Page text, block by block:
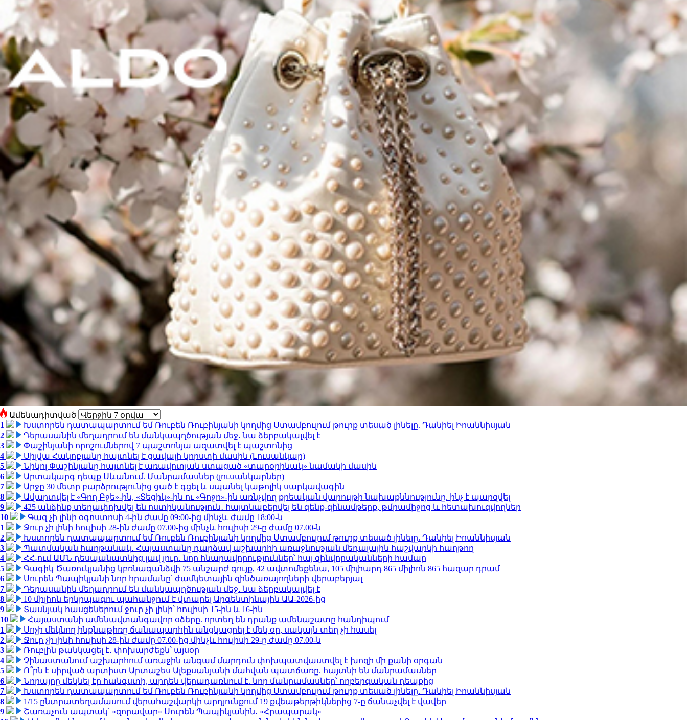
Ամենադիտված
1
Խստորեն դատապարտում եմ Ռուբեն Ռուբինյանի կողմից Ստամբուլում թուրք տեսած լինելը. Դանիել Իոաննիսյան
2
Դերասանին մեղադրում են մանկապղծության մեջ․ նա ձերբակալվել է
3
Փաշինյանի որոշումներով 7 պաշտոնյա ազատվել է պաշտոնից
4
Սիլվա Հակոբյանը հայտնել է ցավալի կորստի մասին (Լուսանկար)
5
Նիկոլ Փաշինյանը հայտնել է առավոտյան ստացած «տարօրինակ» նամակի մասին
6
Արտակարգ դեպք Սևանում. Մանրամասներ (լուսանկարներ)
7
Արջը 30 մետր բարձրությունից ցած է գցել և սպանել կաթոլիկ սարկավագին
8
Ավարտվել է «Գող Բջե»-ին, «Տեցիկ»-ին ու «Գոջո»-ին առնչվող քրեական վարույթի նախաքննությունը. ինչ է պարզվել
9
425 անձինք տեղափոխվել են ոստիկանություն․ հայտնաբերվել են զենք-զինամթերք, թմրամիջոց և հետախուզվողներ
10
Գազ չի լինի օգոստոսի 4-ին ժամը 09:00-ից մինչև ժամը 18:00-ն
1
Ջուր չի լինի հուլիսի 28-ին ժամը 07.00-ից մինչև հուլիսի 29-ը ժամը 07.00-ն
2
Խստորեն դատապարտում եմ Ռուբեն Ռուբինյանի կողմից Ստամբուլում թուրք տեսած լինելը. Դանիել Իոաննիսյան
3
Պատմական հաղթանակ․ Հայաստանը դարձավ աշխարհի առաջնության մեդալային հաշվարկի հաղթող
4
ՀՀ-ում ԱՄՆ դեսպանատնից լավ լուր․ նոր հնարավորություններ՝ հայ զինվորականների համար
5
Գագիկ Ծառուկյանից կբռնագանձվի 75 անշարժ գույք, 42 ավտոմեքենա, 105 միլիարդ 865 միլիոն 865 հազար դրամ
6
Սուրեն Պապիկյանի նոր հրամանը՝ ժամկետային զինծառայողների վերաբերյալ
7
Դերասանին մեղադրում են մանկապղծության մեջ․ նա ձերբակալվել է
8
10 միլիոն երկրպագու պահանջում է վտարել Արգենտինային ԱԱ-2026-ից
9
Տասնյակ հասցեներում ջուր չի լինի՝ հուլիսի 15-ին և 16-ին
10
Հայաստանի ամենավտանգավոր օձերը. որտեղ են դրանք ամենաշատը հանդիպում
1
Սոչի մեկնող ինքնաթիռը ճանապարհին անցկացրել է մեկ օր, սակայն տեղ չի հասել
2
Ջուր չի լինի հուլիսի 28-ին ժամը 07.00-ից մինչև հուլիսի 29-ը ժամը 07.00-ն
3
Ռուբլին թանկացել է․ փոխարժեքն՝ այսօր
4
Չինաստանում աշխարհում առաջին անգամ մարդուն փոխպատվաստվել է խոզի մի քանի օրգան
5
Ո՞րն է սիրված արտիստ Արտաշես Ալեքսանյանի մահվան պատճառը. հայտնի են մանրամասներ
6
Նորայրը մեկնել էր հանգստի, արդեն վերադառնում է. նոր մանրամասներ՝ ողբերգական դեպքից
7
Խստորեն դատապարտում եմ Ռուբեն Ռուբինյանի կողմից Ստամբուլում թուրք տեսած լինելը. Դանիել Իոաննիսյան
8
1/15 ընտրատեղամասում վերահաշվարկի արդյունքում 19 քվեաթերթիկներից 7-ը ճանաչվել է վավեր
9
Շառաչուն ապտակ՝ «զորավար» Սուրեն Պապիկյանին․ «Հրապարակ»